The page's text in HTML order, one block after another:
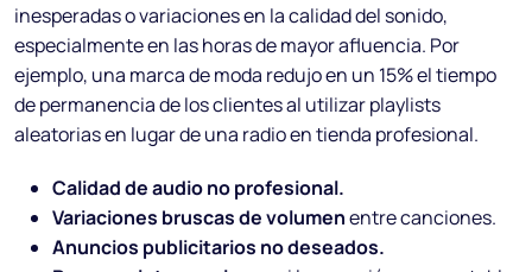
inesperadas o variaciones en la calidad del sonido,
especialmente en las horas de mayor afluencia. Por
ejemplo, una marca de moda redujo en un 15% el tiempo
de permanencia de los clientes al utilizar playlists
aleatorias en lugar de una radio en tienda profesional.
Calidad de audio no profesional.
Variaciones bruscas de volumenentre canciones.
Anuncios publicitarios no deseados.